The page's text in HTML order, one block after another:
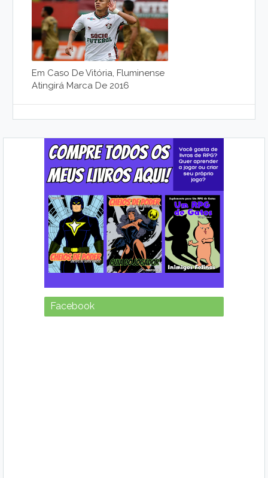
Em Caso De Vitória, Fluminense
Atingirá Marca De 2016
Facebook